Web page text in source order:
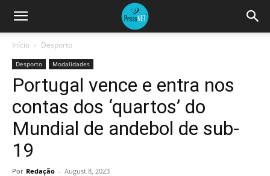
Início Desporto
Desporto Modalidades
Portugal vence e entra nos
contas dos ‘quartos’ do
Mundial de andebol de sub-
19
Por Redação - August 8, 2023